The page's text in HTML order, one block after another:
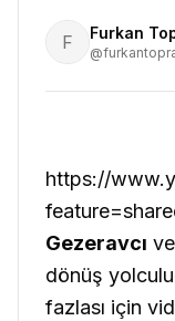
F Furkan
https://
Gezeravcı
dönüş
fazlası için